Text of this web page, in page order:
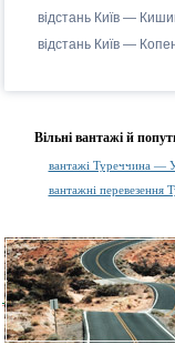
відстань Київ —
відстань Київ —
Вільні вантажі й
вантажі Туреччина —
вантажні перевезення